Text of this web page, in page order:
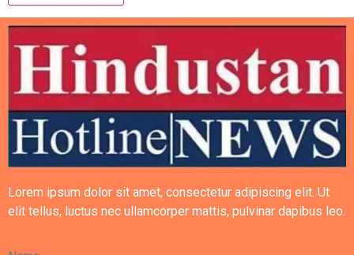
Lorem ipsum dolor sit amet, consectetur adipiscing elit. Ut
elit tellus, luctus nec ullamcorper mattis, pulvinar dapibus leo.